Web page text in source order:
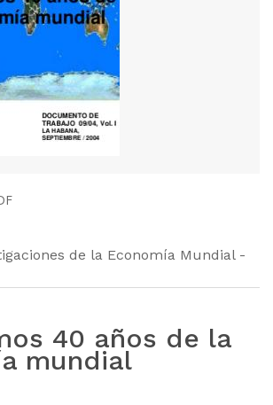
de la Economía Mundial -
40 años de la
mundial